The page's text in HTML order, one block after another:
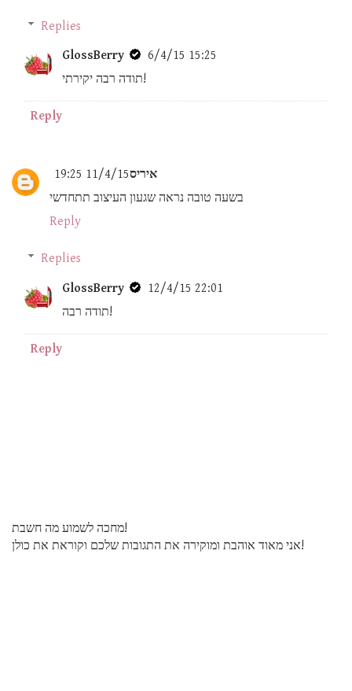
Replies
GlossBerry
6/4/15 15:25
תודה רבה יקירתי!
Reply
איריס11/4/15 19:25
בשעה טובה נראה שגעון העיצוב תתחדשי
Reply
Replies
GlossBerry
12/4/15 22:01
תודה רבה!
Reply
מחכה לשמוע מה חשבת!
אני מאוד אוהבת ומוקירה את התגובות שלכם וקוראת את כולן!